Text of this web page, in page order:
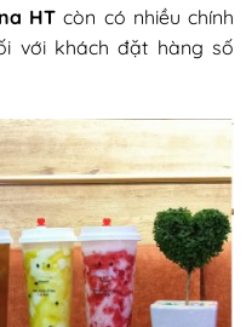
HT còn có nhiều chính
với khách đặt hàng số